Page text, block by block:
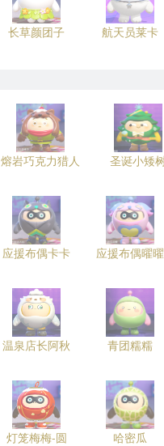
长草颜团子 航天员莱卡
熔岩巧克力猎人 圣诞小矮
应援布偶卡卡 应援布偶曜曜
温泉店长阿秋 青团糯糯
灯笼梅梅-圆 哈密瓜